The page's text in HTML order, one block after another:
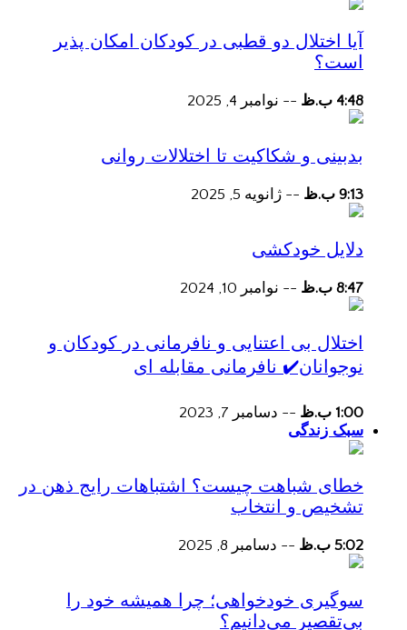
آیا اختلال دو قطبی در کودکان امکان پذیر
است؟
4:48 ب.ظ -- نوامبر 4, 2025
بدبینی و شکاکیت تا اختلالات روانی
9:13 ب.ظ -- ژانویه 5, 2025
دلایل خودکشی
8:47 ب.ظ -- نوامبر 10, 2024
اختلال بی اعتنایی و نافرمانی در کودکان و
نوجوانان✔️ نافرمانی مقابله ای
1:00 ب.ظ -- دسامبر 7, 2023
سبک زندگی
خطای شباهت چیست؟ اشتباهات رایج ذهن در
تشخیص و انتخاب
5:02 ب.ظ -- دسامبر 8, 2025
سوگیری خودخواهی؛ چرا همیشه خود را
بی‌تقصیر می‌دانیم؟